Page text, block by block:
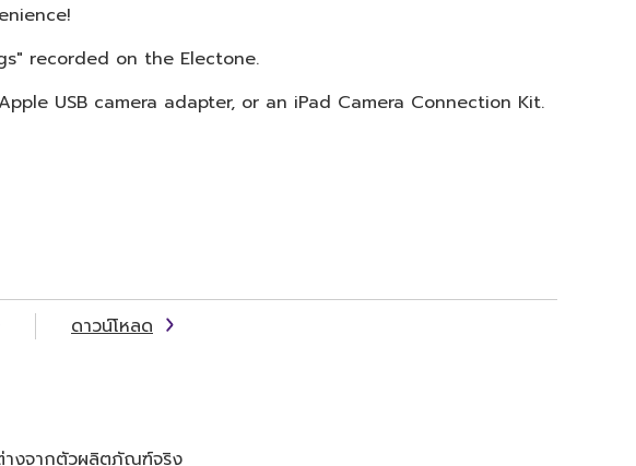
recorded on the Electone.
USB camera adapter, or an iPad Camera Connection Kit.
ดาวน์โหลด
างจากตัวผลิตภัณฑ์จริง